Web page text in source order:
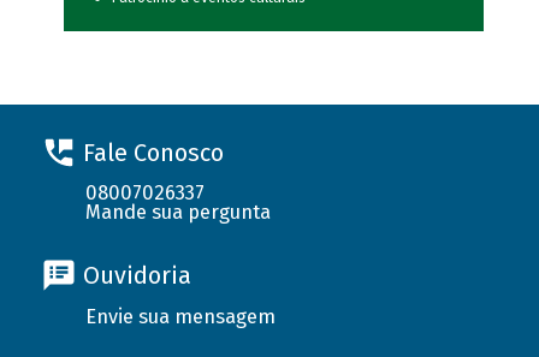
Fale Conosco
08007026337
Mande sua pergunta
Ouvidoria
Envie sua mensagem